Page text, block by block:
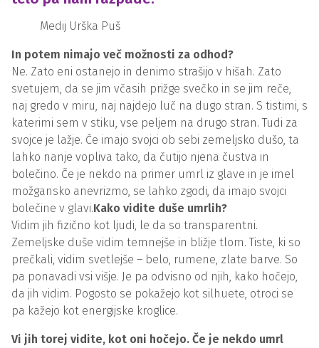
Medij Urška Puš
In potem nimajo več možnosti za odhod?
Ne. Zato eni ostanejo in denimo strašijo v hišah. Zato
svetujem, da se jim včasih prižge svečko in se jim reče,
naj gredo v miru, naj najdejo luč na dugo stran. S tistimi, s
katerimi sem v stiku, vse peljem na drugo stran. Tudi za
svojce je lažje. Če imajo svojci ob sebi zemeljsko dušo, ta
lahko nanje vopliva tako, da čutijo njena čustva in
bolečino. Če je nekdo na primer umrl iz glave in je imel
možgansko anevrizmo, se lahko zgodi, da imajo svojci
bolečine v glavi.Kako vidite duše umrlih?
Vidim jih fizično kot ljudi, le da so transparentni.
Zemeljske duše vidim temnejše in bližje tlom. Tiste, ki so
prečkali, vidim svetlejše – belo, rumene, zlate barve. So
pa ponavadi vsi višje. Je pa odvisno od njih, kako hočejo,
da jih vidim. Pogosto se pokažejo kot silhuete, otroci se
pa kažejo kot energijske kroglice.
Vi jih torej vidite, kot oni hočejo. Če je nekdo umrl